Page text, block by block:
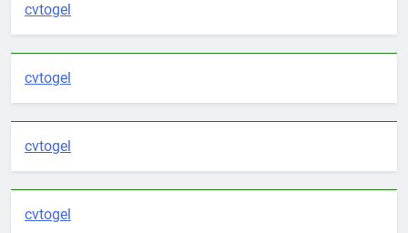
cvtogel
cvtogel
cvtogel
cvtogel